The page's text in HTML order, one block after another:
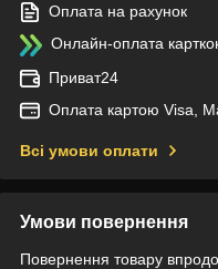
Оплата на рахунок
Онлайн-оплата
Приват24
Оплата картою Visa,
Всі умови оплати
Умови повернення
Повернення товару